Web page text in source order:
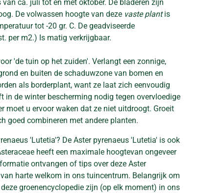
ca. juli tot en met oktober. De bladeren zijn
De volwassen hoogte van deze vaste plantis
tot -20 gr. C. De geadviseerde
per m2.) Is matig verkrijgbaar.
'de tuin op het zuiden'. Verlangt een zonnige,
en buiten de schaduwzone van bomen en
als borderplant, want ze laat zich eenvoudig
in de winter bescherming nodig tegen overvloedige
moet u ervoor waken dat ze niet uitdroogt. Groeit
goed combineren met andere planten.
'Lutetia'? De Aster pyrenaeus 'Lutetia' is ook
heeft een maximale hoogtevan ongeveer
ontvangen of tips over deze Aster
harte welkom in ons tuincentrum. Belangrijk om
groenencyclopedie zijn (op elk moment) in ons